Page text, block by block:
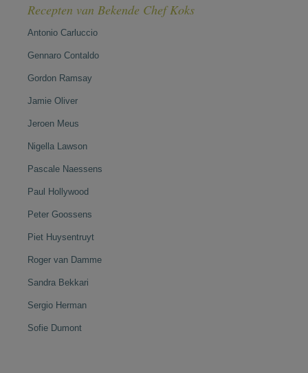
Recepten van Bekende Chef Koks
Antonio Carluccio
Gennaro Contaldo
Gordon Ramsay
Jamie Oliver
Jeroen Meus
Nigella Lawson
Pascale Naessens
Paul Hollywood
Peter Goossens
Piet Huysentruyt
Roger van Damme
Sandra Bekkari
Sergio Herman
Sofie Dumont